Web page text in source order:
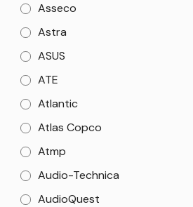
Asseco
Astra
ASUS
ATE
Atlantic
Atlas Copco
Atmp
Audio-Technica
AudioQuest